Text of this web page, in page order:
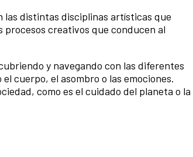
las distintas disciplinas artísticas que
procesos creativos que conducen al
y navegando con las diferentes
cuerpo, el asombro o las emociones.
como es el cuidado del planeta o la